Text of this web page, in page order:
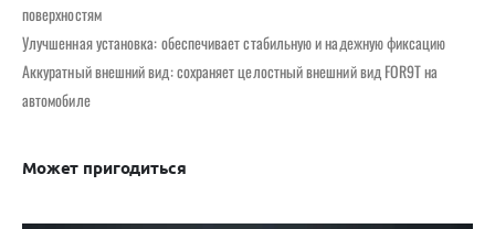
поверхностям
Улучшенная установка: обеспечивает стабильную и надежную фиксацию
Аккуратный внешний вид: сохраняет целостный внешний вид FOR9T на
автомобиле
Может пригодиться